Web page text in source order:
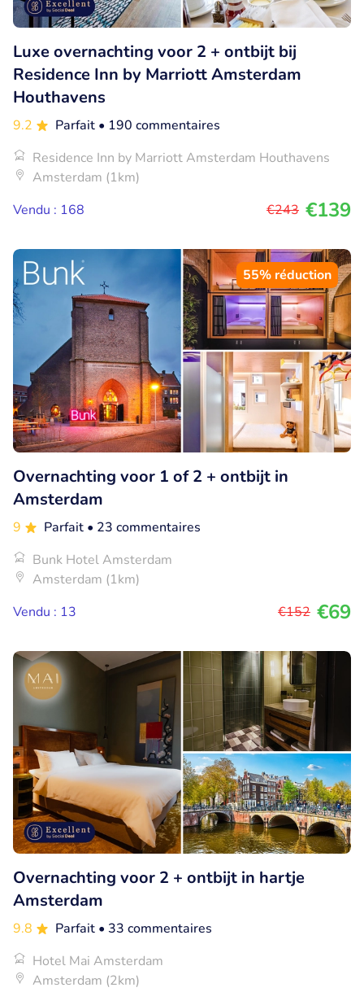
Luxe overnachting voor 2 + ontbijt bij
Residence Inn by Marriott Amsterdam
Houthavens
9.2 Parfait • 190 commentaires
Residence Inn by Marriott Amsterdam Houthavens
Amsterdam (1km)
Vendu : 168
€243 €139
55% réduction
Overnachting voor 1 of 2 + ontbijt in
Amsterdam
9 Parfait • 23 commentaires
Bunk Hotel Amsterdam
Amsterdam (1km)
Vendu : 13
€152 €69
Overnachting voor 2 + ontbijt in hartje
Amsterdam
9.8 Parfait • 33 commentaires
Hotel Mai Amsterdam
Amsterdam (2km)